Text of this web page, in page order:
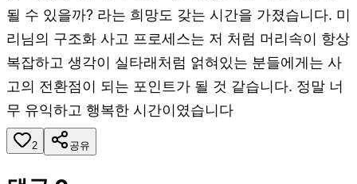
될 수 있을까? 라는 희망도 갖는 시간을 가졌습니다. 미
리님의 구조화 사고 프로세스는 저 처럼 머리속이 항상
복잡하고 생각이 실타래처럼 얽혀있는 분들에게는 사
고의 전환점이 되는 포인트가 될 것 같습니다. 정말 너
무 유익하고 행복한 시간이였습니다
2 공유